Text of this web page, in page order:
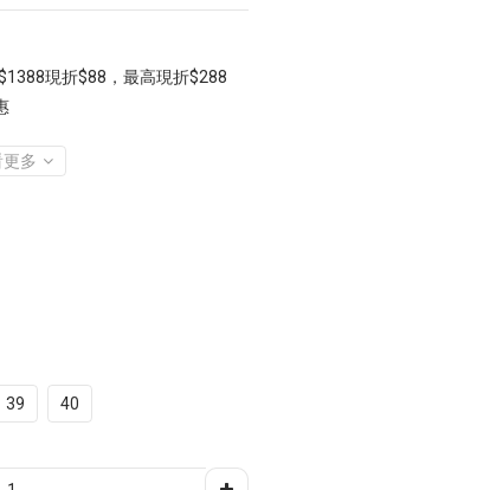
現折$88，最高現折$288
多
39 40